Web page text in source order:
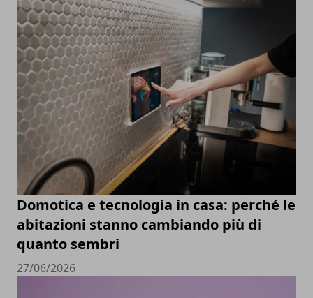
Domotica e tecnologia in casa: perché le
abitazioni stanno cambiando più di
quanto sembri
27/06/2026